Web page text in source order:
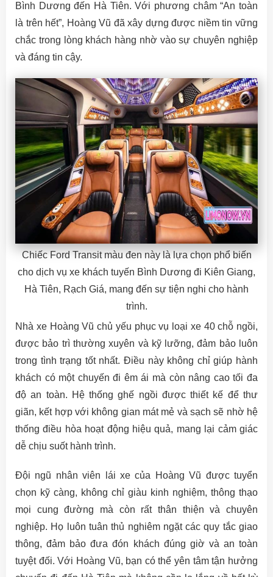
Bình Dương đến Hà Tiên. Với phương châm “An toàn
là trên hết”, Hoàng Vũ đã xây dựng được niềm tin vững
chắc trong lòng khách hàng nhờ vào sự chuyên nghiệp
và đáng tin cậy.
Chiếc Ford Transit màu đen này là lựa chọn phổ biến
cho dịch vụ xe khách tuyến Bình Dương đi Kiên Giang,
Hà Tiên, Rạch Giá, mang đến sự tiện nghi cho hành
trình.
Nhà xe Hoàng Vũ chủ yếu phục vụ loại xe 40 chỗ ngồi,
được bảo trì thường xuyên và kỹ lưỡng, đảm bảo luôn
trong tình trạng tốt nhất. Điều này không chỉ giúp hành
khách có một chuyến đi êm ái mà còn nâng cao tối đa
độ an toàn. Hệ thống ghế ngồi được thiết kế để thư
giãn, kết hợp với không gian mát mẻ và sạch sẽ nhờ hệ
thống điều hòa hoạt động hiệu quả, mang lại cảm giác
dễ chịu suốt hành trình.
Đội ngũ nhân viên lái xe của Hoàng Vũ được tuyển
chọn kỹ càng, không chỉ giàu kinh nghiệm, thông thạo
mọi cung đường mà còn rất thân thiện và chuyên
nghiệp. Họ luôn tuân thủ nghiêm ngặt các quy tắc giao
thông, đảm bảo đưa đón khách đúng giờ và an toàn
tuyệt đối. Với Hoàng Vũ, bạn có thể yên tâm tận hưởng